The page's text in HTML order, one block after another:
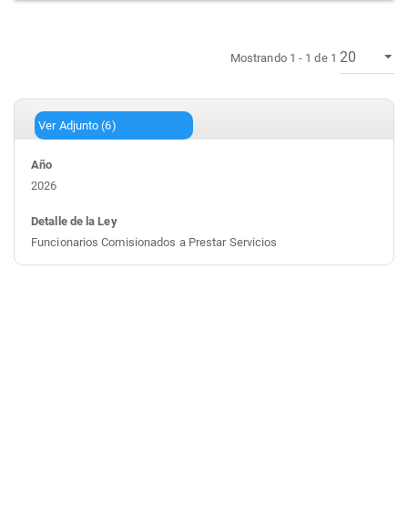
Mostrando 1 - 1 de 1
Ver Adjunto(6)
2026
Funcionarios Comisionados a Prestar Servicios